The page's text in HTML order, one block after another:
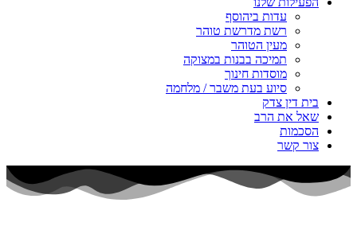
עדות ביהוסף
רשת מדרשת טוהר
מעין הטוהר
תמיכה בבנות במצוקה
מוסדות חינוך
סיוע בעת משבר / מלחמה
בית דין צדק
שאל את הרב
הסכמות
צור קשר